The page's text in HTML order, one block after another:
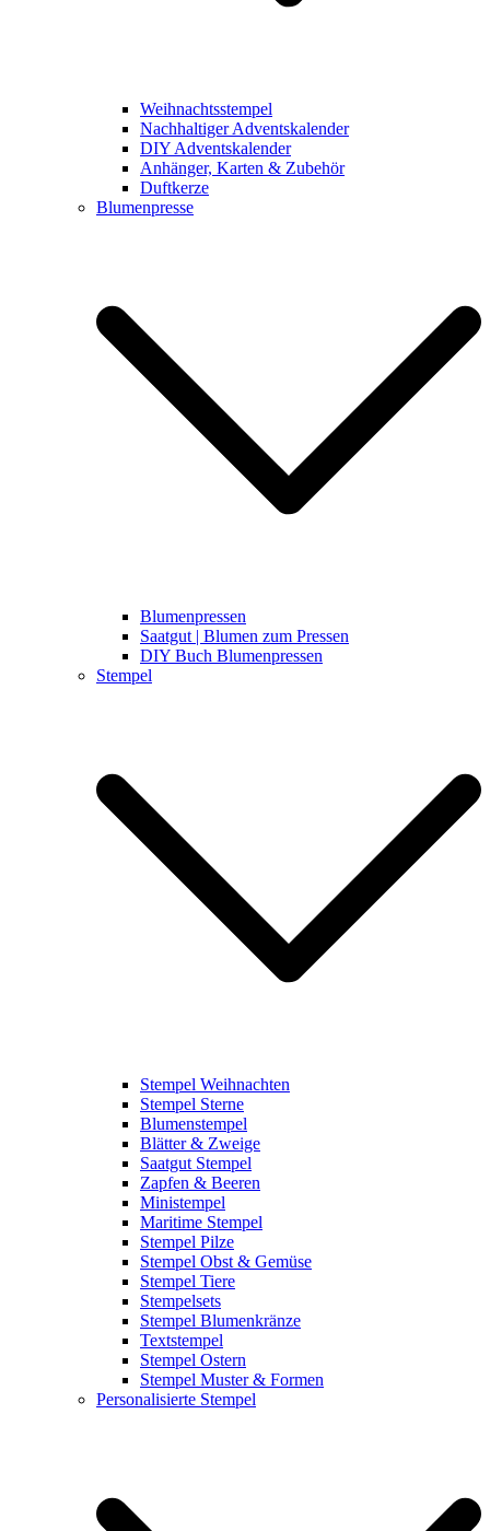
Weihnachtsstempel
Nachhaltiger Adventskalender
DIY Adventskalender
Anhänger, Karten & Zubehör
Duftkerze
Blumenpresse
Blumenpressen
Saatgut | Blumen zum Pressen
DIY Buch Blumenpressen
Stempel
Stempel Weihnachten
Stempel Sterne
Blumenstempel
Blätter & Zweige
Saatgut Stempel
Zapfen & Beeren
Ministempel
Maritime Stempel
Stempel Pilze
Stempel Obst & Gemüse
Stempel Tiere
Stempelsets
Stempel Blumenkränze
Textstempel
Stempel Ostern
Stempel Muster & Formen
Personalisierte Stempel